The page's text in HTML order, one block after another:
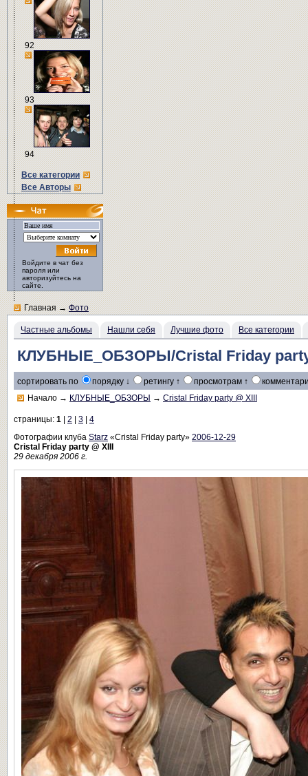
92
93
94
Все категории
Все Авторы
Войдите в чат без
пароля или
авторизуйтесь на
сайте.
Главная→Фото
Частные альбомы Нашли себя Лучшие фото Все категории
КЛУБНЫЕ_ОБЗОРЫ/Cristal Friday party
сортировать по порядку ↓ ретингу ↑ просмотрам ↑
Начало → КЛУБНЫЕ_ОБЗОРЫ → Cristal Friday party @ XIII
страницы: 1 2 3
4
Фотографии клуба Starz «Cristal Friday party» 2006-12-29
Cristal Friday party @ XIII
29 декабря 2006 г.